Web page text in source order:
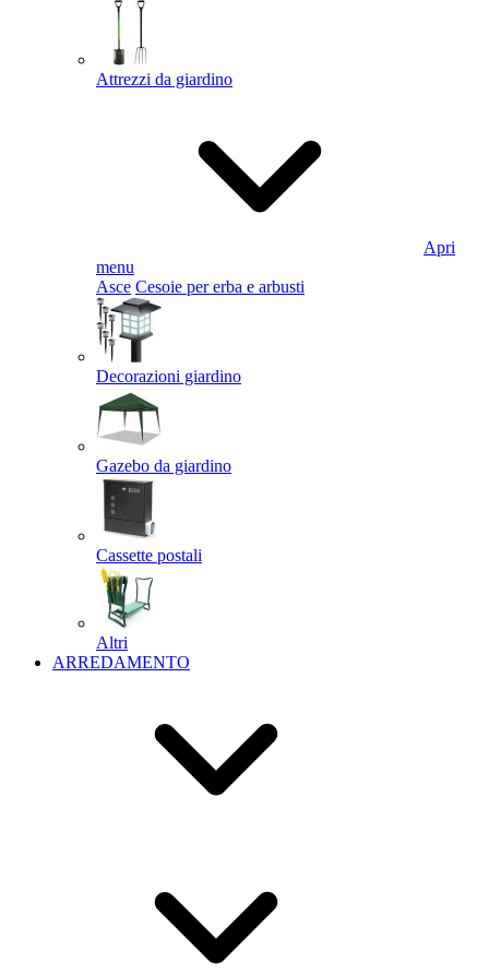
Attrezzi da giardino
Apri
menu
Asce Cesoie per erba e arbusti
Decorazioni giardino
Gazebo da giardino
Cassette postali
Altri
ARREDAMENTO